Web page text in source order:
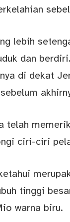
lebih
dan
di dekat
telah
ciri-ciri
tinggi
warna biru.